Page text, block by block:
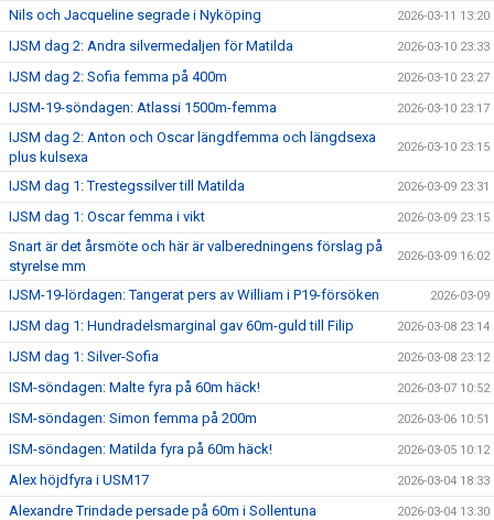
Nils och Jacqueline segrade i Nyköping 2026-03-11 13:20
IJSM dag 2: Andra silvermedaljen för Matilda 2026-03-10 23:33
IJSM dag 2: Sofia femma på 400m 2026-03-10 23:27
IJSM-19-söndagen: Atlassi 1500m-femma 2026-03-10 23:17
IJSM dag 2: Anton och Oscar längdfemma och längdsexa
plus kulsexa
2026-03-10 23:15
IJSM dag 1: Trestegssilver till Matilda 2026-03-09 23:31
IJSM dag 1: Oscar femma i vikt 2026-03-09 23:15
Snart är det årsmöte och här är valberedningens förslag på
styrelse mm
2026-03-09 16:02
IJSM-19-lördagen: Tangerat pers av William i P19-försöken 2026-03-09
IJSM dag 1: Hundradelsmarginal gav 60m-guld till Filip 2026-03-08 23:14
IJSM dag 1: Silver-Sofia 2026-03-08 23:12
ISM-söndagen: Malte fyra på 60m häck! 2026-03-07 10:52
ISM-söndagen: Simon femma på 200m 2026-03-06 10:51
ISM-söndagen: Matilda fyra på 60m häck! 2026-03-05 10:12
Alex höjdfyra i USM17 2026-03-04 18:33
Alexandre Trindade persade på 60m i Sollentuna 2026-03-04 13:30